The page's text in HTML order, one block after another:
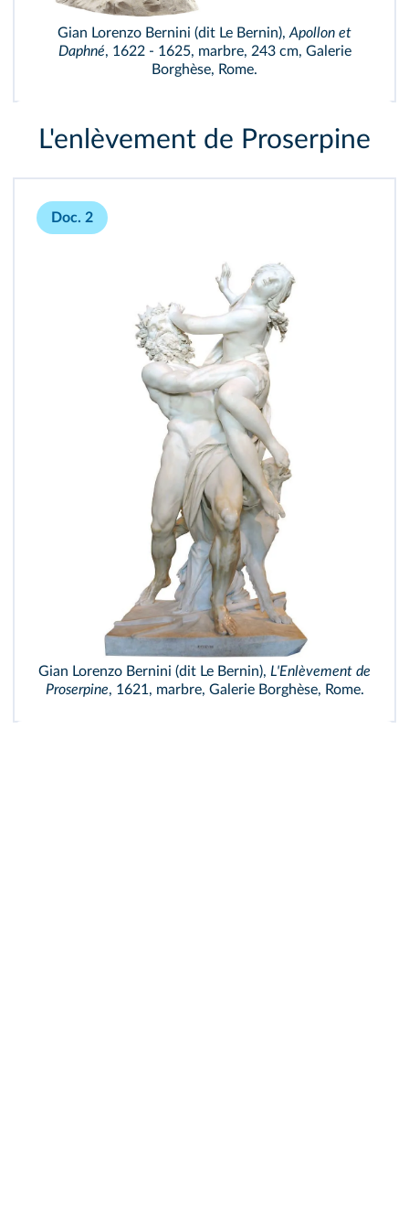
Gian Lorenzo Bernini (dit Le Bernin), Apollon et
Daphné, 1622 - 1625, marbre, 243 cm, Galerie
Borghèse, Rome.
L'enlèvement de Proserpine
Doc. 2
Gian Lorenzo Bernini (dit Le Bernin), L'Enlèvement de
Proserpine, 1621, marbre, Galerie Borghèse, Rome.